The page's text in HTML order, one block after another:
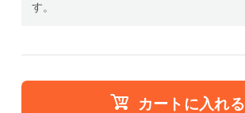
す。
カートに入れる